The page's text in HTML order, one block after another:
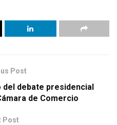
Post
debate presidencial
de Comercio
Post